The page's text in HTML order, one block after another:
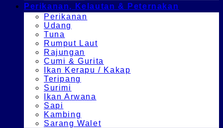
Perikanan, Kelautan & Peternakan
Perikanan
Udang
Tuna
Rumput Laut
Rajungan
Cumi & Gurita
Ikan Kerapu / Kakap
Teripang
Surimi
Ikan Arwana
Sapi
Kambing
Sarang Walet